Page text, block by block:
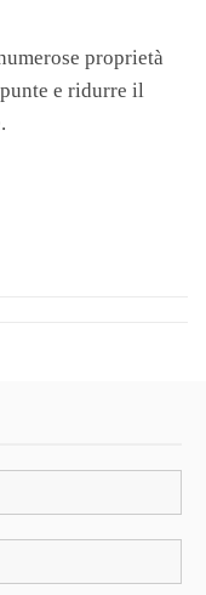
proprietà
e ridurre il